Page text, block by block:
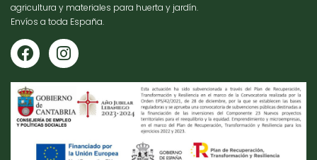
agricultura y materiales para huerta y jardín.
Envíos a toda España.